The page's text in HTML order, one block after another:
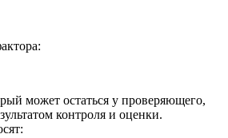
может остаться у проверяющего,
контроля и оценки.